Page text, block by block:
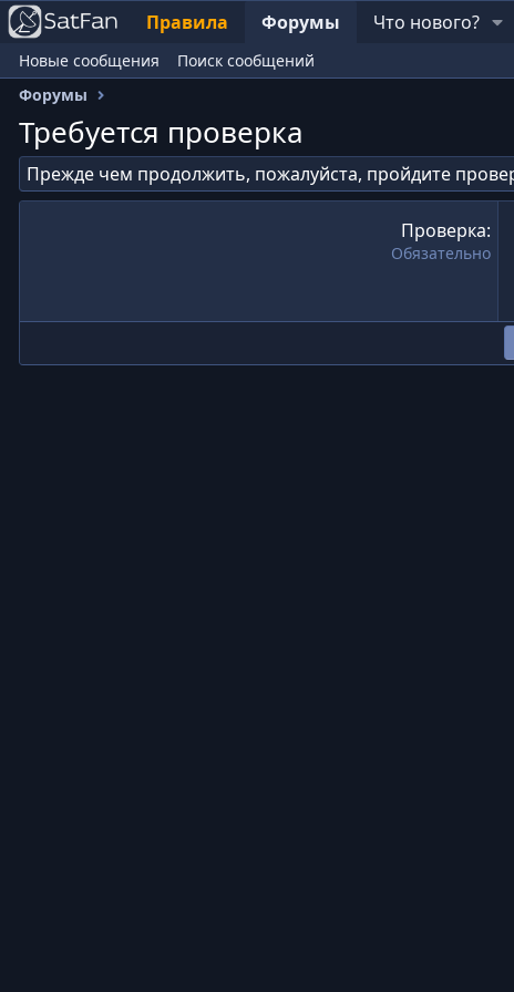
Правила Форумы Что нового?
Новые сообщения
Поиск сообщений
Форумы
Требуется проверка
Прежде чем продолжить, пожалуйста, пройдите
Проверка
Обязательно